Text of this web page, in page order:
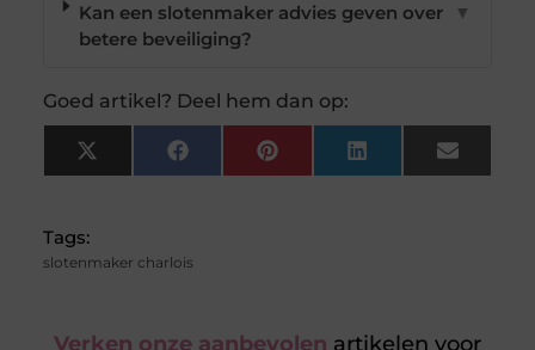
Kan een slotenmaker advies geven over
betere beveiliging?
▼
Goed artikel? Deel hem dan op:
X
(Twitter)
FacebookPinterest LinkedIn Email
Tags:
slotenmaker charlois
Verken onze aanbevolen artikelen voor